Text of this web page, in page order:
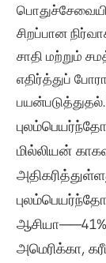
சிறப்பான
சாதி மற்றும்
எதிர்த்துப்
பயன்படுத்துதல்.
மில்லியன்
அமெரிக்கா,